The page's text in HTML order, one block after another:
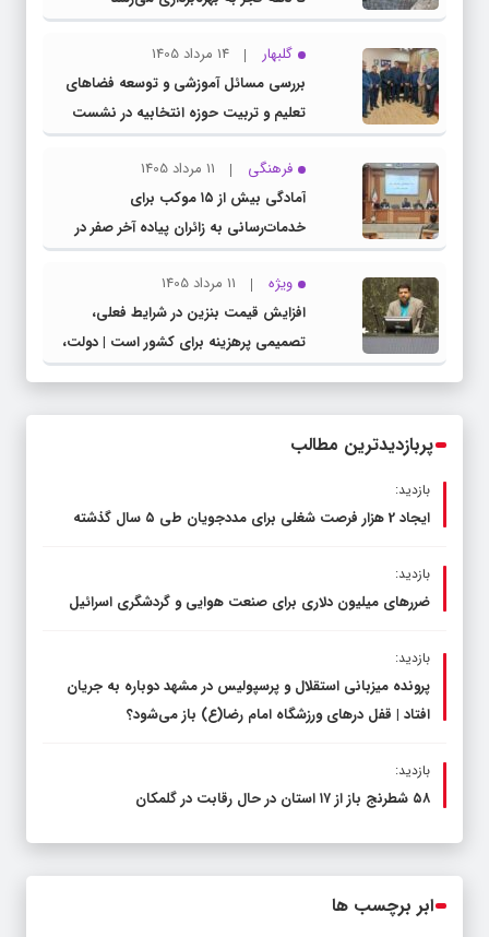
گلبهار
14 مرداد 1405
بررسی مسائل آموزشی و توسعه فضاهای
تعلیم و تربیت حوزه انتخابیه در نشست
مشترک عضو کمیسیون آموزش مجلس با
مدیرکل آموزش و پرورش خراسان رضوی
فرهنگی
11 مرداد 1405
آمادگی بیش از ۱۵ موکب برای
خدمات‌رسانی به زائران پیاده آخر صفر در
شهرستان چناران
ویژه
11 مرداد 1405
افزایش قیمت بنزین در شرایط فعلی،
تصمیمی پرهزینه برای کشور است | دولت،
قاچاق سوخت و عوامل اصلی ناترازی را
پربازدیدترین مطالب
بازدید:
ایجاد 2 هزار فرصت شغلی برای مددجویان طی ۵ سال گذشته
بازدید:
ضررهای میلیون دلاری برای صنعت هوایی و گردشگری اسرائیل
بازدید:
پرونده میزبانی استقلال و پرسپولیس در مشهد دوباره به جریان
افتاد | قفل در‌های ورزشگاه امام رضا(ع) باز می‌شود؟
بازدید:
۵۸ شطرنج‌ باز از ۱۷ استان در حال رقابت در گلمکان
ابر برچسب ها